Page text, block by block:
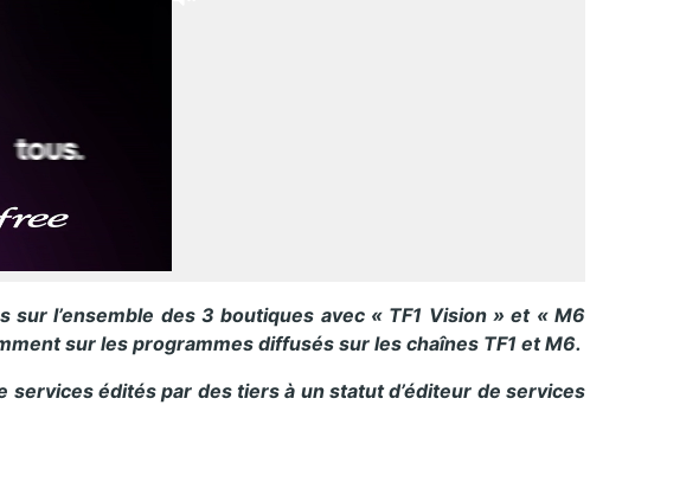
l’ensemble des 3 boutiques avec « TF1 Vision » et « M6
sur les programmes diffusés sur les chaînes TF1 et M6.
édités par des tiers à un statut d’éditeur de services